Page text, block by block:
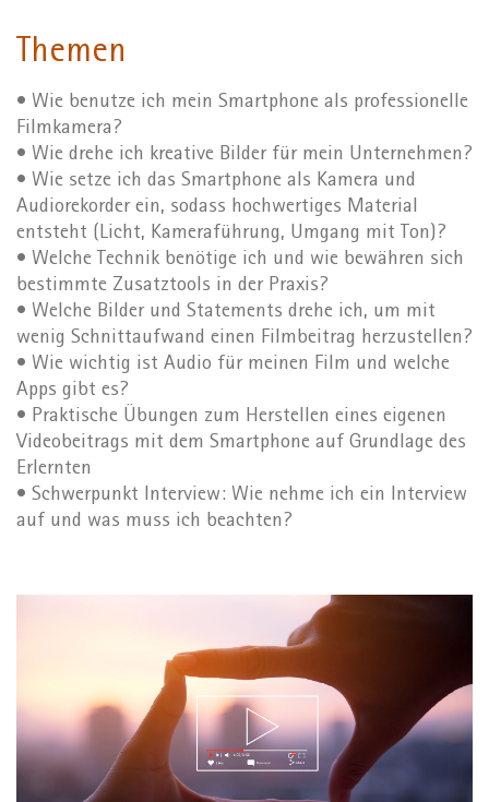
Themen
• Wie benutze ich mein Smartphone als professionelle
Filmkamera?
• Wie drehe ich kreative Bilder für mein Unternehmen?
• Wie setze ich das Smartphone als Kamera und
Audiorekorder ein, sodass hochwertiges Material
entsteht (Licht, Kameraführung, Umgang mit Ton)?
• Welche Technik benötige ich und wie bewähren sich
bestimmte Zusatztools in der Praxis?
• Welche Bilder und Statements drehe ich, um mit
wenig Schnittaufwand einen Filmbeitrag herzustellen?
• Wie wichtig ist Audio für meinen Film und welche
Apps gibt es?
• Praktische Übungen zum Herstellen eines eigenen
Videobeitrags mit dem Smartphone auf Grundlage des
Erlernten
• Schwerpunkt Interview: Wie nehme ich ein Interview
auf und was muss ich beachten?